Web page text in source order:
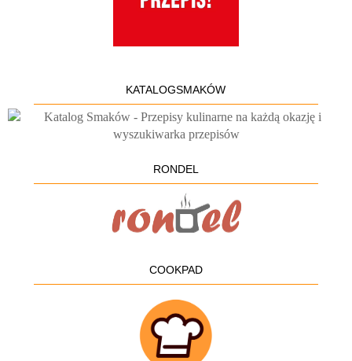
KATALOGSMAKÓW
RONDEL
COOKPAD